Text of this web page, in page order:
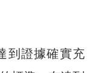
到證據確實充